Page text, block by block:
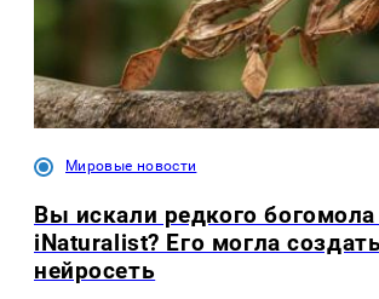
Мировые новости
Вы искали редкого богомола
iNaturalist? Его могла
нейросеть